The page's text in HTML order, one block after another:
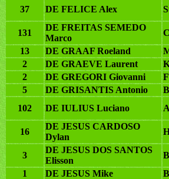
37
DE FELICE Alex
131
DE FREITAS SEMEDO
Marco
13
DE GRAAF Roeland
2
DE GRAEVE Laurent
2
DE GREGORI Giovanni
5
DE GRISANTIS Antonio
102
DE IULIUS Luciano
16
DE JESUS CARDOSO
Dylan
3
DE JESUS DOS SANTOS
Elisson
1
DE JESUS Mike